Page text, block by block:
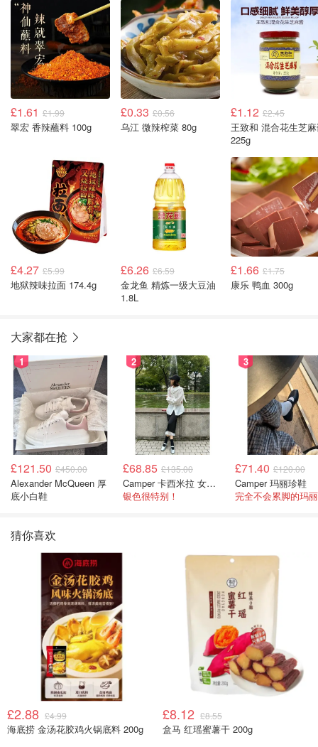
£1.61 £1.99
翠宏 香辣蘸料 100g
£0.33 £0.56
乌江 微辣榨菜 80g
£1.12 £2.45
王致和 混合花生芝
225g
£4.27 £5.99
地狱辣味拉面 174.4g
£6.26 £6.59
金龙鱼 精炼一级大豆油
1.8L
£1.66 £1.75
康乐 鸭血 300g
大家都在抢
1
£121.50 £450.00
Alexander McQueen 厚
底小白鞋
2
£68.85 £135.00
Camper 卡西米拉 女士鞋子
银色很特别！
3
£71.40 £120.00
Camper 玛丽珍鞋
猜你喜欢
£2.88 £4.99
海底捞 金汤花胶鸡火锅底料 200g
£8.12 £8.55
盒马 红瑶蜜薯干 200g